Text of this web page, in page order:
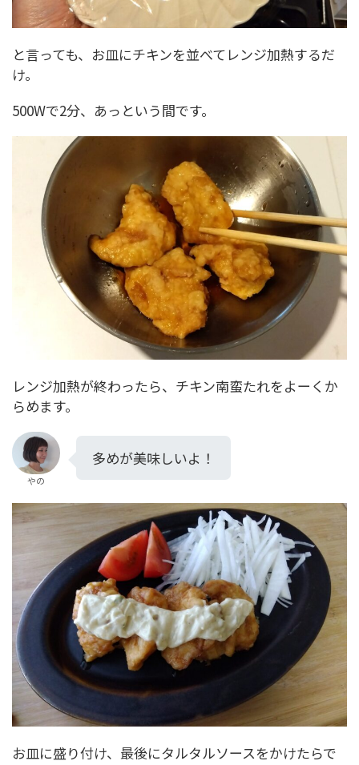
と言っても、お皿にチキンを並べてレンジ加熱するだ
け。
500Wで2分、あっという間です。
レンジ加熱が終わったら、チキン南蛮たれをよーくか
らめます。
やの
多めが美味しいよ！
お皿に盛り付け、最後にタルタルソースをかけたらで